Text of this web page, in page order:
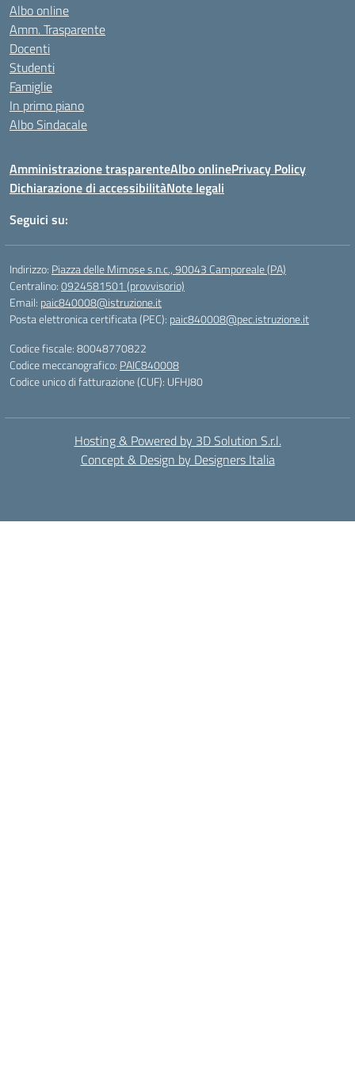
Albo online
Amm. Trasparente
Docenti
Studenti
Famiglie
In primo piano
Albo Sindacale
Amministrazione trasparenteAlbo onlinePrivacy Policy
Dichiarazione di accessibilitàNote legali
Seguici su:
Indirizzo: Piazza delle Mimose s.n.c., 90043 Camporeale (PA)
Centralino:0924581501 (provvisorio)
Email: paic840008@istruzione.it
Posta elettronica certificata (PEC): paic840008@pec.istruzione.it
Codice fiscale: 80048770822
Codice meccanografico: PAIC840008
Codice unico di fatturazione (CUF): UFHJ80
Hosting & Powered by 3D Solution S.r.l.
Concept & Design by Designers Italia